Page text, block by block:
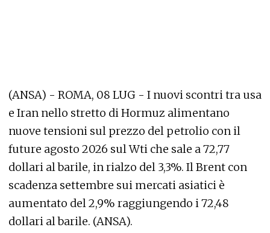
(ANSA) - ROMA, 08 LUG - I nuovi scontri tra usa
e Iran nello stretto di Hormuz alimentano
nuove tensioni sul prezzo del petrolio con il
future agosto 2026 sul Wti che sale a 72,77
dollari al barile, in rialzo del 3,3%. Il Brent con
scadenza settembre sui mercati asiatici è
aumentato del 2,9% raggiungendo i 72,48
dollari al barile. (ANSA).